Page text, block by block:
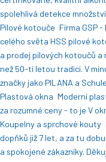
spolehlivá detekce
Pilové kotouče Firma GSP
celého světa HSS pilové
a prodej pilových kotoučů a
než 50-ti letou tradici. V
značky jako PILANA a
Plastová okna Moderní
za rozumné ceny - to je V
Koupelny a sprchové kouty
dopňků již 7 let, a za tu
a spokojené zákazníky.